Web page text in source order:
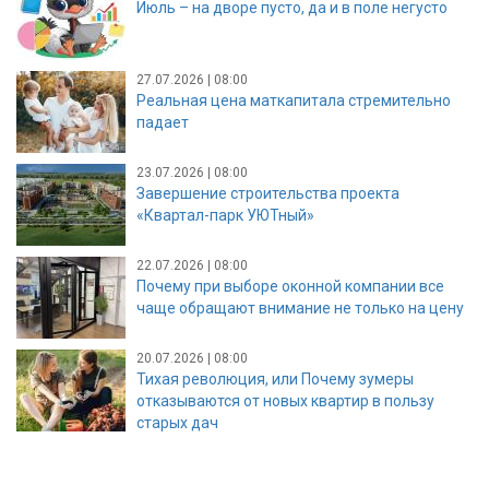
Июль – на дворе пусто, да и в поле негусто
27.07.2026 | 08:00
Реальная цена маткапитала стремительно
падает
23.07.2026 | 08:00
Завершение строительства проекта
«Квартал-парк УЮТный»
22.07.2026 | 08:00
Почему при выборе оконной компании все
чаще обращают внимание не только на цену
20.07.2026 | 08:00
Тихая революция, или Почему зумеры
отказываются от новых квартир в пользу
старых дач